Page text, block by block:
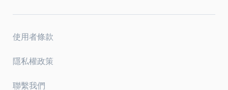
使用者條款
隱私權政策
聯繫我們